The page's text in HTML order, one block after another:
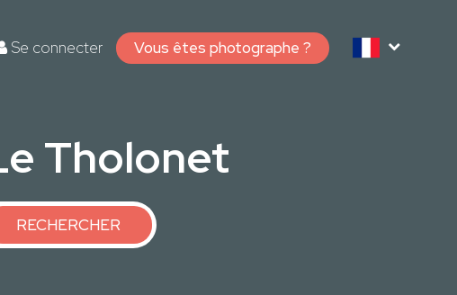
Se connecter Vous êtes photographe ?
Tholonet
RECHERCHER